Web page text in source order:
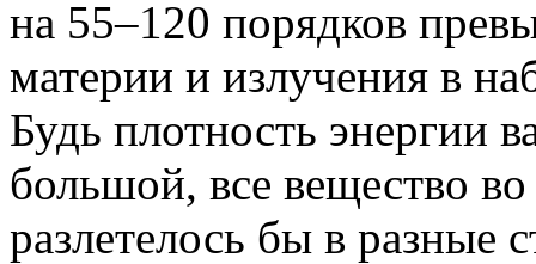
на 55–120 порядков
материи и излучения в
Будь плотность энергии
большой, все вещество
разлетелось бы в разные